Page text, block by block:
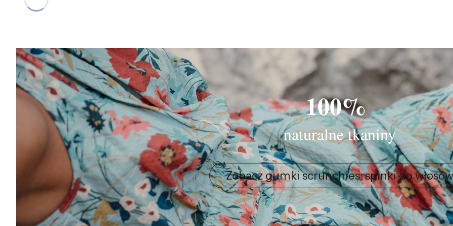
100%
naturalne tkaniny
Zobacz gumki scrunchies, spinki do włosów